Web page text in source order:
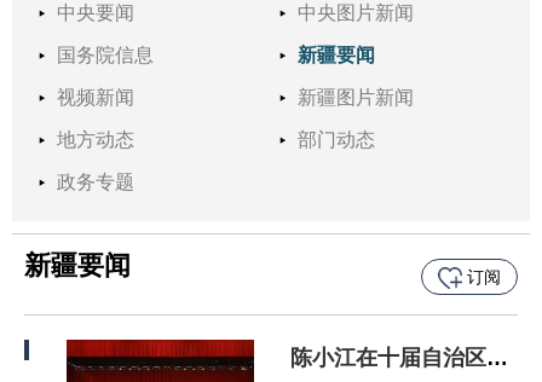
中央要闻 中央图片新闻
国务院信息 新疆要闻
视频新闻 新疆图片新闻
地方动态 部门动态
政务专题
新疆要闻 订阅
陈小江在十届自治区党委第九轮巡视集中反馈会暨第十轮巡视动员部署会上强调 不断提高巡视的震慑力穿透力推动力 为建设社会主义现代化新疆提供坚强政治保障